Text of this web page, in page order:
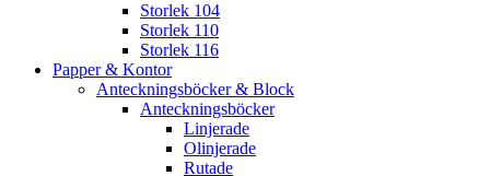
Storlek 104
Storlek 110
Storlek 116
Papper & Kontor
Anteckningsböcker & Block
Anteckningsböcker
Linjerade
Olinjerade
Rutade